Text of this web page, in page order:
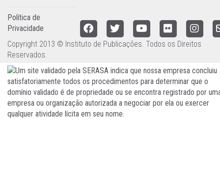
Política de
Privacidade
Copyright 2013 © Instituto de Publicações. Todos os Direitos
Reservados.